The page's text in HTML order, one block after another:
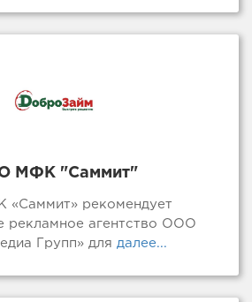
МФК "Саммит"
рекомендует
рекламное агентство ООО
Групп» для далее...